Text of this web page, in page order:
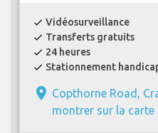
check Vidéosurveillance
check Transferts gratuits
check 24 heures
check Stationnement
place Copthorne Road,
montrer sur la carte